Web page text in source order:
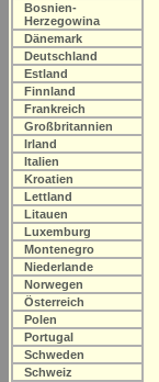
Bosnien-
Herzegowina
Dänemark
Deutschland
Estland
Finnland
Frankreich
Großbritannien
Irland
Italien
Kroatien
Lettland
Litauen
Luxemburg
Montenegro
Niederlande
Norwegen
Österreich
Polen
Portugal
Schweden
Schweiz